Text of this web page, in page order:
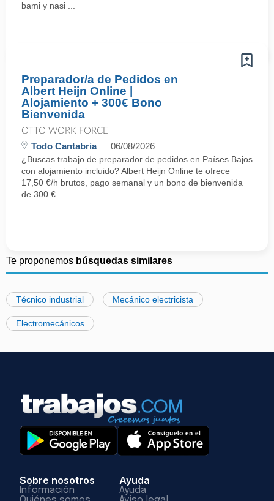
bami y nasi ...
Preparador/a de Pedidos en
Albert Heijn Online |
Alojamiento + 300€ Bono
Bienvenida
OTTO WORK FORCE
Todo Cantabria 06/08/2026
¿Buscas trabajo de preparador de pedidos en Países Bajos
con alojamiento incluido? Albert Heijn Online te ofrece
17,50 €/h brutos, pago semanal y un bono de bienvenida
de 300 €. ...
Te proponemos búsquedas similares
Técnico industrial Mecánico electricista
Electromecánicos
Sobre nosotros
Información
Ayuda
Ayuda